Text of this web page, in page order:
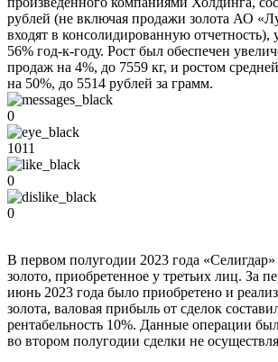
рублей (не включая продажи золота АО
входят в консолидированную отчетность),
56% год-к-году. Рост был обеспечен
продаж на 4%, до 7559 кг, и ростом
на 50%, до 5514 рублей за грамм.
0
1011
0
0
В первом полугодии 2023 года «Селигдар»
золото, приобретенное у третьих лиц. За
июнь 2023 года было приобретено и
золота, валовая прибыль от сделок
рентабельность 10%. Данные операции
во втором полугодии сделки не